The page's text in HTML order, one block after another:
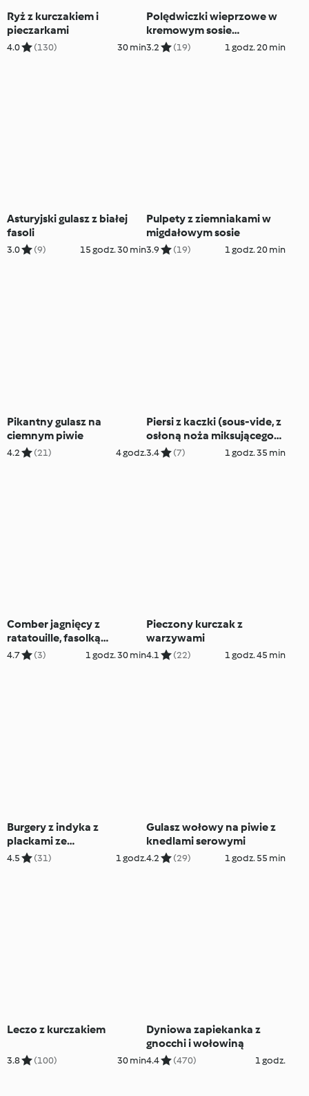
Ryż z kurczakiem i
pieczarkami
4.0 (130) 30 min
Polędwiczki wieprzowe w
kremowym sosie
paprykowym z
3.2 (19) 1 godz. 20 min
Asturyjski gulasz z białej
fasoli
3.0 (9) 15 godz. 30 min
Pulpety z ziemniakami w
migdałowym sosie
3.9 (19) 1 godz. 20 min
Pikantny gulasz na
ciemnym piwie
4.2 (21) 4 godz.
Piersi z kaczki (sous-vide, z
osłoną noża miksującego) z
kiszoną czerwoną kapustą i
3.4 (7) 1 godz. 35 min
Comber jagnięcy z
ratatouille, fasolką
szparagową i gratin z
4.7 (3) 1 godz. 30 min
Pieczony kurczak z
warzywami
4.1 (22) 1 godz. 45 min
Burgery z indyka z
plackami ze
spiralizowanych batatów
4.5 (31) 1 godz.
Gulasz wołowy na piwie z
knedlami serowymi
4.2 (29) 1 godz. 55 min
Leczo z kurczakiem
3.8 (100) 30 min
Dyniowa zapiekanka z
gnocchi i wołowiną
4.4 (470) 1 godz.